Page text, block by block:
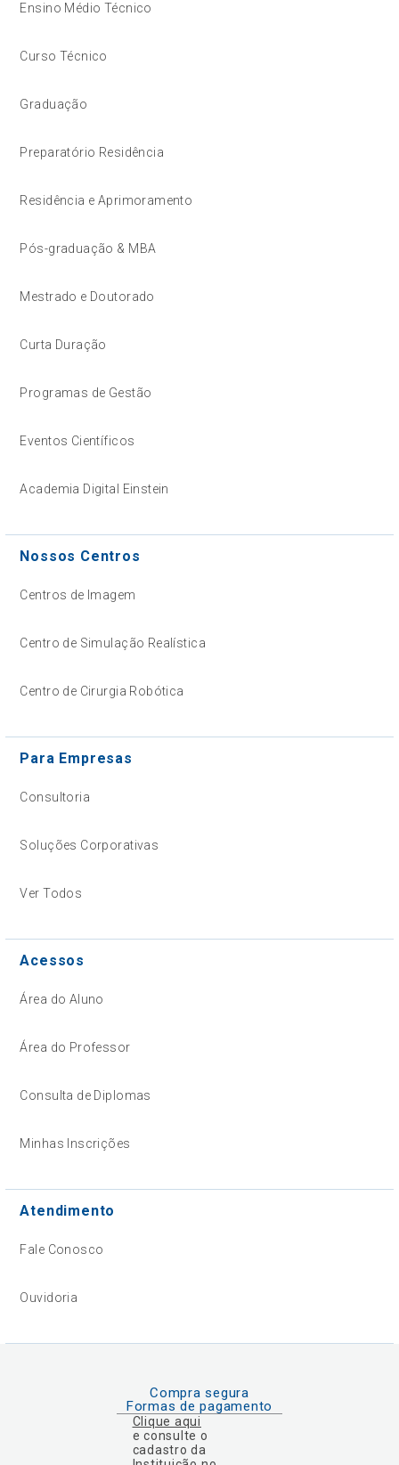
Ensino Médio Técnico
Curso Técnico
Graduação
Preparatório Residência
Residência e Aprimoramento
Pós-graduação & MBA
Mestrado e Doutorado
Curta Duração
Programas de Gestão
Eventos Científicos
Academia Digital Einstein
Nossos Centros
Centros de Imagem
Centro de Simulação Realística
Centro de Cirurgia Robótica
Para Empresas
Consultoria
Soluções Corporativas
Ver Todos
Acessos
Área do Aluno
Área do Professor
Consulta de Diplomas
Minhas Inscrições
Atendimento
Fale Conosco
Ouvidoria
Compra segura
Formas de pagamento
Clique aqui
e consulte o
cadastro da